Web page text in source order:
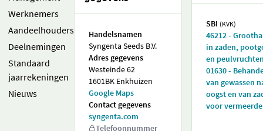
Werknemers
Aandeelhouders
Deelnemingen
Standaard
jaarrekeningen
Nieuws
Handelsnamen
Syngenta Seeds B.V.
Adres gegevens
Westeinde 62
1601BK Enkhuizen
Google Maps
Contact gegevens
syngenta.com
Telefoonnummer
SBI (KVK)
46212 -
in zaden,
en
01630 -
van gewassen
oogst en van
voor